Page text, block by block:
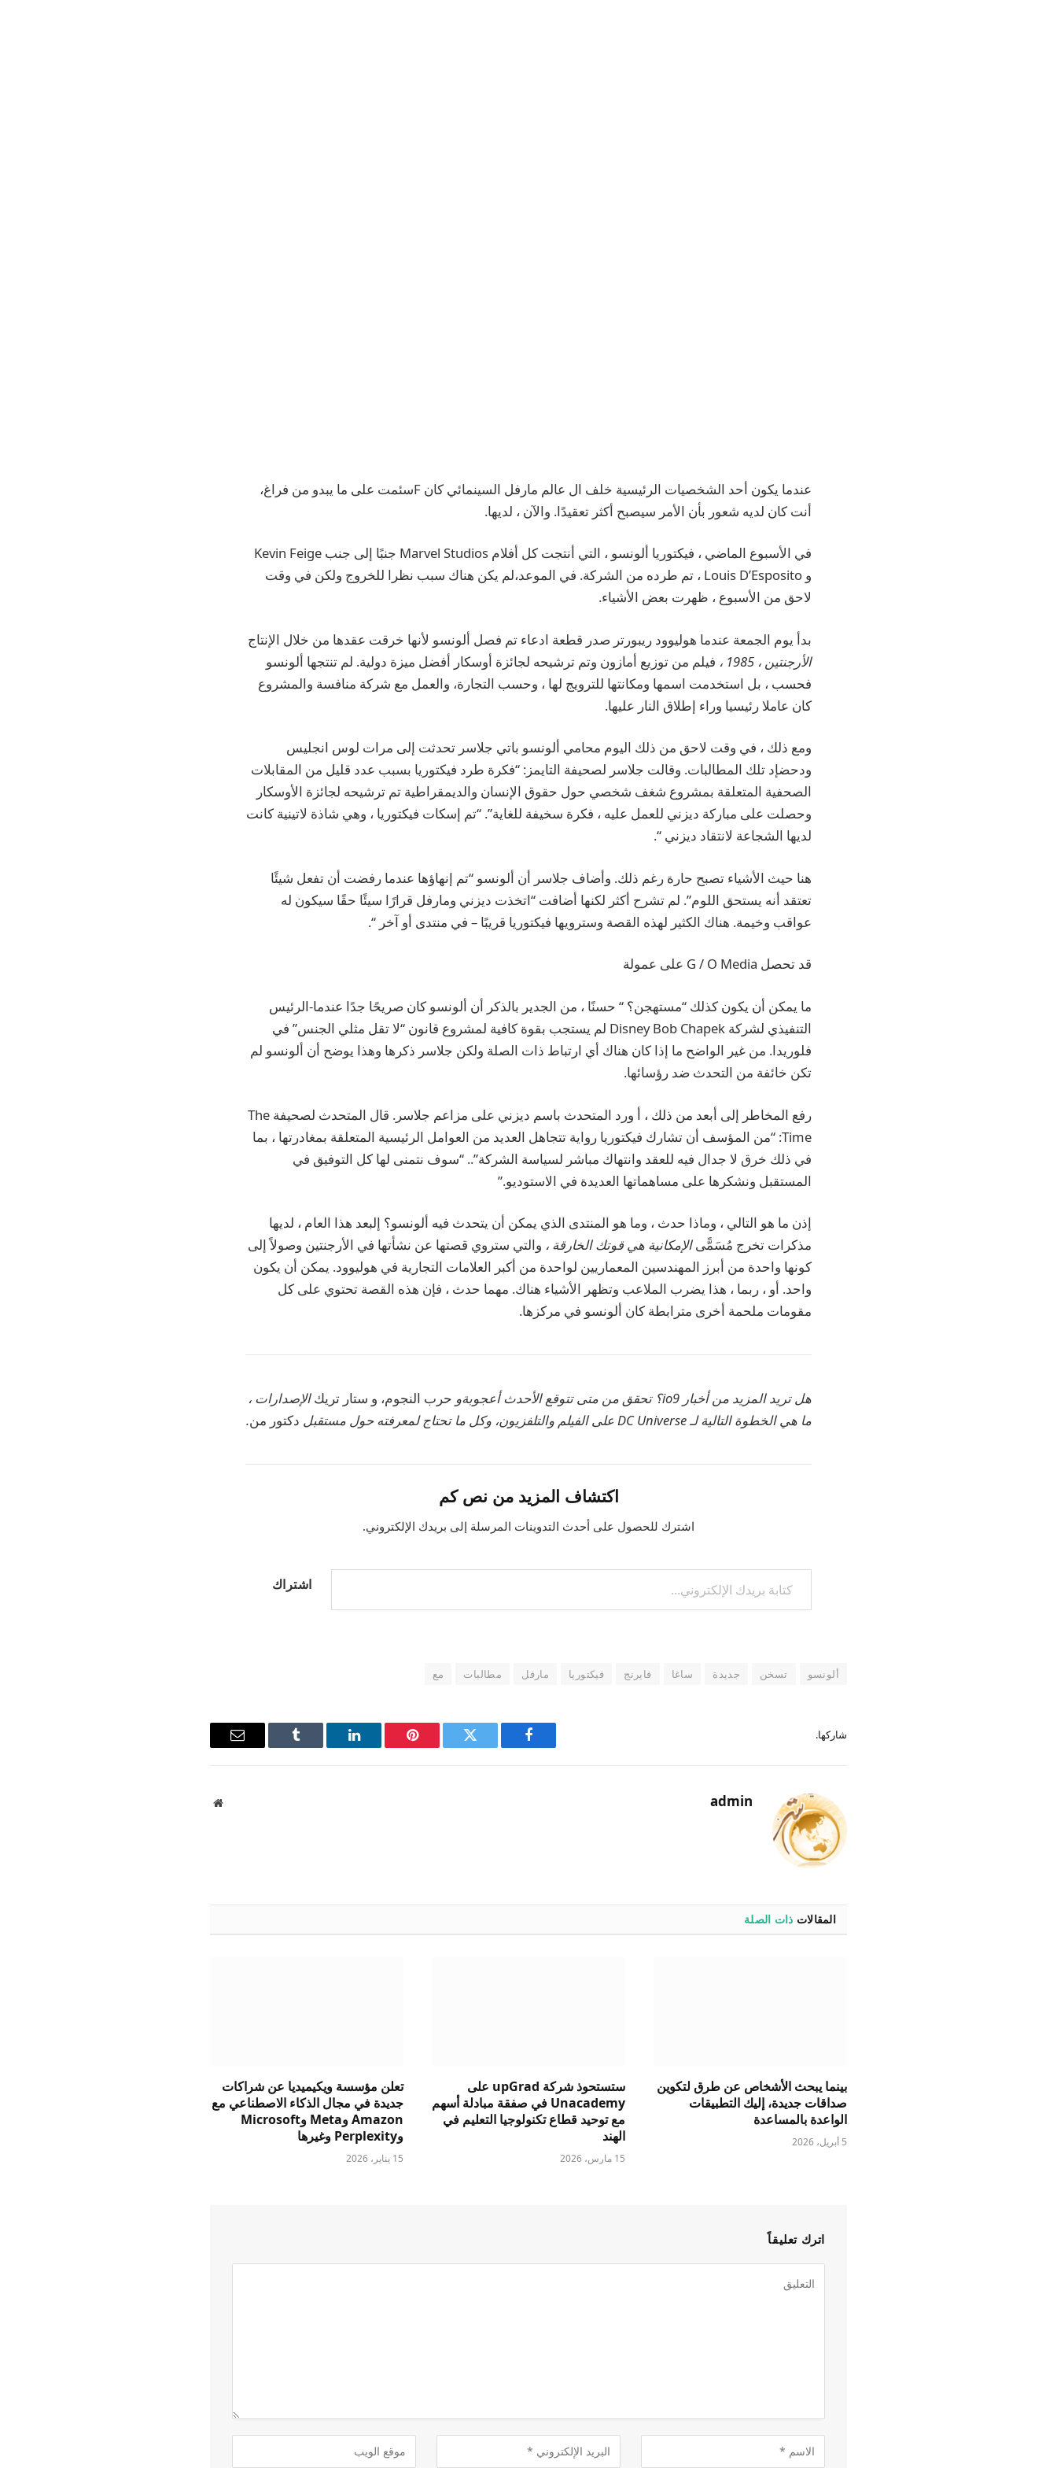
عندما يكون أحد الشخصيات الرئيسية خلف ال عالم مارفل السينمائي كان Fسئمت على ما يبدو من فراغ
،
أنت كان لديه شعور بأن الأمر سيصبح أكثر تعقيدًا. والآن ، لديها.
في الأسبوع الماضي ، فيكتوريا ألونسو ، التي أنتجت كل أفلام Marvel Studios جنبًا إلى جنب Kevin Feige
و Louis D’Esposito ،
تم طرده من الشركة. في الموعد،لم يكن هناك سبب نظرا للخروج ولكن في وقت
لاحق من الأسبوع ، ظهرت بعض الأشياء.
بدأ يوم الجمعة عندما هوليوود ريبورتر صدر قطعة ادعاء تم فصل ألونسو لأنها خرقت عقدها من خلال الإنتاج
الأرجنتين ، 1985 ،
فيلم من توزيع أمازون وتم ترشيحه لجائزة أوسكار أفضل ميزة دولية. لم تنتجها ألونسو
فحسب ، بل استخدمت اسمها ومكانتها للترويج لها ، وحسب التجارة، والعمل مع شركة منافسة والمشروع
كان عاملا رئيسيا وراء إطلاق النار عليها.
ومع ذلك ، في وقت لاحق من ذلك اليوم محامي ألونسو باتي جلاسر تحدثت إلى مرات لوس انجليس
ودحضإد تلك المطالبات. وقالت جلاسر لصحيفة التايمز: “فكرة طرد فيكتوريا بسبب عدد قليل من المقابلات
الصحفية المتعلقة بمشروع شغف شخصي حول حقوق الإنسان والديمقراطية تم ترشيحه لجائزة الأوسكار
وحصلت على مباركة ديزني للعمل عليه ، فكرة سخيفة للغاية”. “تم إسكات فيكتوريا ، وهي شاذة لاتينية كانت
لديها الشجاعة لانتقاد ديزني “.
هنا حيث الأشياء تصبح حارة رغم ذلك. وأضاف جلاسر أن ألونسو “تم إنهاؤها عندما رفضت أن تفعل شيئًا
تعتقد أنه يستحق اللوم”. لم تشرح أكثر لكنها أضافت “اتخذت ديزني ومارفل قرارًا سيئًا حقًا سيكون له
عواقب وخيمة. هناك الكثير لهذه القصة وسترويها فيكتوريا قريبًا – في منتدى أو آخر “.
قد تحصل G / O Media على عمولة
ما يمكن أن يكون كذلك “مستهجن؟ “ حسنًا ، من الجدير بالذكر أن ألونسو كان صريحًا جدًا عندما-الرئيس
التنفيذي لشركة Disney Bob Chapek
لم يستجب بقوة كافية لمشروع قانون “لا تقل مثلي الجنس” في
فلوريدا. من غير الواضح ما إذا كان هناك أي ارتباط ذات الصلة ولكن جلاسر ذكرها وهذا يوضح أن ألونسو لم
تكن خائفة من التحدث ضد رؤسائها.
رفع المخاطر إلى أبعد من ذلك ، أ ورد المتحدث باسم ديزني على مزاعم جلاسر. قال المتحدث لصحيفة The
Time: “من المؤسف أن تشارك فيكتوريا رواية تتجاهل العديد من العوامل الرئيسية المتعلقة بمغادرتها ، بما
في ذلك خرق لا جدال فيه للعقد وانتهاك مباشر لسياسة الشركة”.. “سوف نتمنى لها كل التوفيق في
المستقبل ونشكرها على مساهماتها العديدة في الاستوديو.”
إذن ما هو التالي ، وماذا حدث ، وما هو المنتدى الذي يمكن أن يتحدث فيه ألونسو؟ إلبعد هذا العام ، لديها
مذكرات تخرج مُسَمًّىالإمكانية هي قوتك الخارقة ، والتي ستروي قصتها عن نشأتها في الأرجنتين وصولاً إلى
كونها واحدة من أبرز المهندسين المعماريين لواحدة من أكبر العلامات التجارية في هوليوود. يمكن أن يكون
واحد. أو ، ربما ، هذا يضرب الملاعب وتظهر الأشياء هناك. مهما حدث ، فإن هذه القصة تحتوي على كل
مقومات ملحمة أخرى مترابطة كان ألونسو في مركزها.
هل تريد المزيد من أخبار io9؟ تحقق من متى تتوقع الأحدث أعجوبةو حرب النجوم، و ستار تريكالإصدارات ،
ما هي الخطوة التالية لـDC Universe على الفيلم والتلفزيون ، وكل ما تحتاج لمعرفته حول مستقبل دكتور من.
اكتشاف المزيد من نص كم
اشترك للحصول على أحدث التدوينات المرسلة إلى بريدك الإلكتروني.
كتابة بريدك الإلكتروني...
اشتراك
ألونسو تسخن جديدة ساغا فايرنج فيكتوريا مارفل مطالبات مع
شاركها.
فيسبوك
تويتر بينتيريستلينكدإن Tumblr
البريد
admin
موقع
المقالات ذات الصلة
بينما يبحث الأشخاص عن طرق لتكوين
صداقات جديدة، إليك التطبيقات
الواعدة بالمساعدة
5 أبريل، 2026
ستستحوذ شركة upGrad على
Unacademy في صفقة مبادلة أسهم
مع توحيد قطاع تكنولوجيا التعليم في
الهند
15 مارس، 2026
تعلن مؤسسة ويكيميديا ​​عن شراكات
جديدة في مجال الذكاء الاصطناعي مع
Amazon وMeta وMicrosoft
وPerplexity وغيرها
15 يناير، 2026
اترك تعليقاً